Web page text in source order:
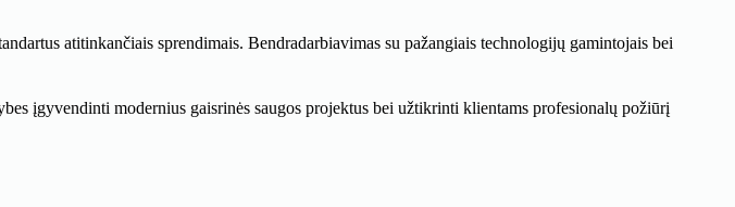
atitinkančiais sprendimais. Bendradarbiavimas su pažangiais technologijų gamintojais bei
įgyvendinti modernius gaisrinės saugos projektus bei užtikrinti klientams profesionalų požiūrį